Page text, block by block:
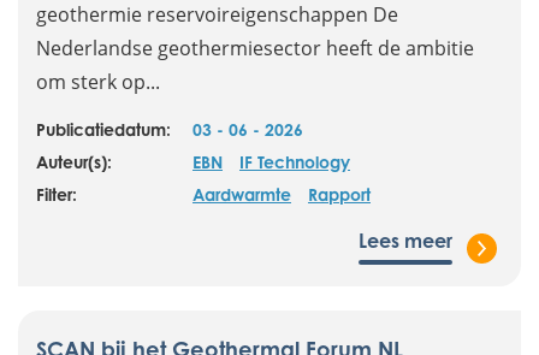
geothermie reservoireigenschappen De
Nederlandse geothermiesector heeft de ambitie
om sterk op...
Publicatiedatum:
03 - 06 - 2026
Auteur(s):
EBN
IF Technology
Filter:
Aardwarmte Rapport
Lees meer
SCAN bij het Geothermal Forum NL